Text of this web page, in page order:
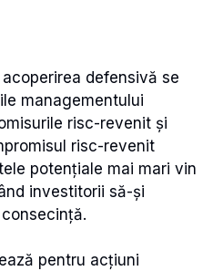
defensivă se
managementului
risc-revenit și
risc-revenit
potențiale mai mari vin
investitorii să-și
pentru acțiuni